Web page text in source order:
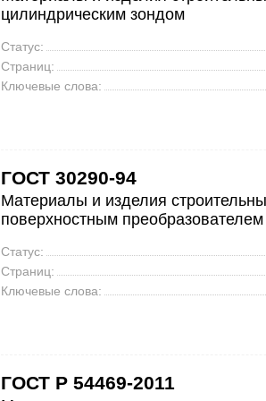
цилиндрическим зондом
Статус:
Страниц:
Ключевые слова:
ГОСТ 30290-94
Материалы и изделия
поверхностным преобразователем
Статус:
Страниц:
Ключевые слова:
ГОСТ Р 54469-2011